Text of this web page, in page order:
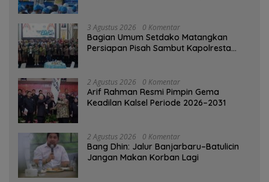
3 Agustus 2026 0 Komentar
Bagian Umum Setdako Matangkan
Persiapan Pisah Sambut Kapolresta
2 Agustus 2026 0 Komentar
Arif Rahman Resmi Pimpin Gema
Keadilan Kalsel Periode 2026–2031
2 Agustus 2026 0 Komentar
Bang Dhin: Jalur Banjarbaru–Batulicin
Jangan Makan Korban Lagi